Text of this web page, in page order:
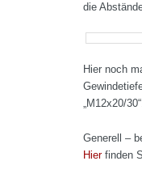
die
Hier noch
„M12x20/
Generell –
Hierfinden